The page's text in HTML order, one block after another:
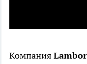
Компания